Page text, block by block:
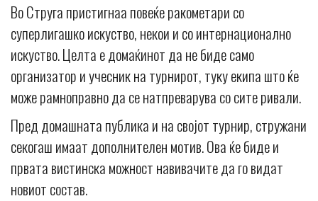
Во Струга пристигнаа повеќе ракометари со
суперлигашко искуство, некои и со интернационално
искуство. Целта е домаќинот да не биде само
организатор и учесник на турнирот, туку екипа што ќе
може рамноправно да се натпреварува со сите ривали.
Пред домашната публика и на својот турнир, стружани
секогаш имаат дополнителен мотив. Ова ќе биде и
првата вистинска можност навивачите да го видат
новиот состав.